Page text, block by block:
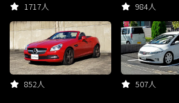
1717人 984人
852人 507人